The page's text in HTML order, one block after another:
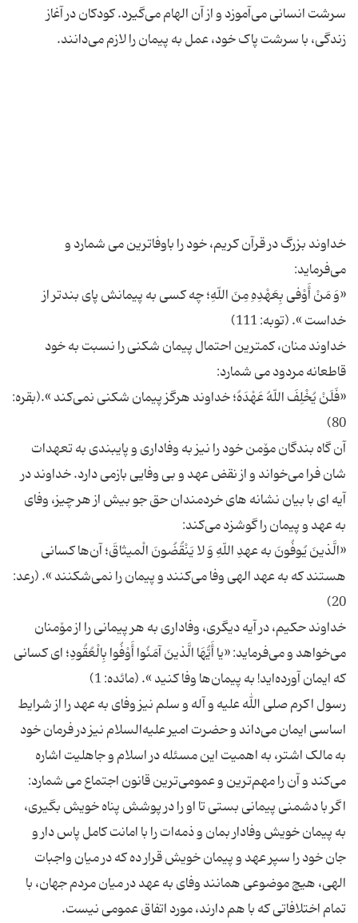
سرشت انسانی می‌آموزد و از آن الهام می‌گیرد. کودکان در آغاز
خداوند بزرگ در قرآن کریم، خود را باوفاترین می شمارد و
«وَ مَنْ أَوْفی بِعَهْدِهِ مِنَ اللّهِ؛ چه کسی به پیمانش پای بندتر از
خداوند منان، کمترین احتمال پیمان شکنی را نسبت به خود
«فَلَنْ یُخْلِفَ اللّهُ عَهْدَهُ؛ خداوند هرگز پیمان شکنی نمی‌کند ».(بقره:
آن گاه بندگان مۆمن خود را نیز به وفاداری و پایبندی به تعهدات
شان فرا می‌خواند و از نقض عهد و بی وفایی بازمی دارد. خداوند در
آیه ای با بیان نشانه های خردمندان حق جو بیش از هر چیز، وفای
«الَّذینَ یُوفُونَ به عهدِ اللّهِ وَ لا یَنْقُضُونَ الْمیثاقَ؛ آن‌ها کسانی
هستند که به عهد الهی وفا می‌کنند و پیمان را نمی‌شکنند ». (رعد:
خداوند حکیم، در آیه دیگری، وفاداری به هر پیمانی را از مۆمنان
می‌خواهد و می‌فرماید: «یا أَیُّهَا الَّذینَ آمَنُوا أَوْفُوا بِالْعُقُودِ؛ ای کسانی
رسول اکرم صلی الله علیه و آله و سلم نیز وفای به عهد را از شرایط
اساسی ایمان می‌داند و حضرت امیر علیه‌السلام نیز در فرمان خود
به مالک اشتر، به اهمیت این مسئله در اسلام و جاهلیت اشاره
اگر با دشمنی پیمانی بستی تا او را در پوشش پناه خویش بگیری،
به پیمان خویش وفادار بمان و ذمه‌ات را با امانت کامل پاس دار و
جان خود را سپر عهد و پیمان خویش قرار ده که در میان واجبات
الهی، هیچ موضوعی همانند وفای به عهد در میان مردم جهان، با